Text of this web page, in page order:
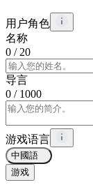
用户角色
名称
0 / 20
导言
0 / 1000
游戏语言
中國語
游戏